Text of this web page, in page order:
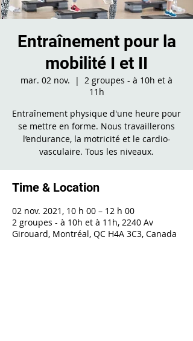
Entraînement pour la
mobilité I et II
mar. 02 nov.
  |
2 groupes - à 10h et à
11h
Entraînement physique d'une heure pour
se mettre en forme. Nous travaillerons
l’endurance, la motricité et le cardio-
vasculaire. Tous les niveaux.
Time & Location
02 nov. 2021, 10 h 00 – 12 h 00
2 groupes - à 10h et à 11h, 2240 Av
Girouard, Montréal, QC H4A 3C3, Canada